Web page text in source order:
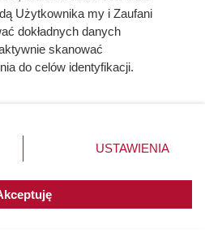
tym z
Użytkownika my i Zaufani
dokładnych danych
skanować
do celów identyfikacji.
ustawień prywatności
rogu strony. Niektóre
sprzeciwić się takiemu
będą miały zastosowania do
USTAWIENIA